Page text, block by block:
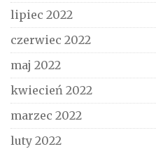
lipiec 2022
czerwiec 2022
maj 2022
kwiecień 2022
marzec 2022
luty 2022